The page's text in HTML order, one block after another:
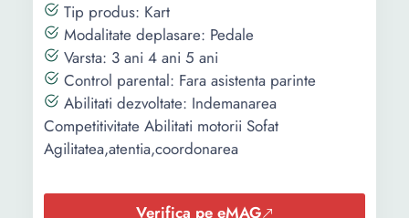
Tip produs: Kart
Modalitate deplasare: Pedale
Varsta: 3 ani 4 ani 5 ani
Control parental: Fara asistenta parinte
Abilitati dezvoltate: Indemanarea
Competitivitate Abilitati motorii Sofat
Agilitatea,atentia,coordonarea
Verifica pe eMAG